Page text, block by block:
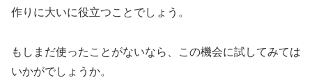
作りに大いに役立つことでしょう。
もしまだ使ったことがないなら、この機会に試してみては
いかがでしょうか。